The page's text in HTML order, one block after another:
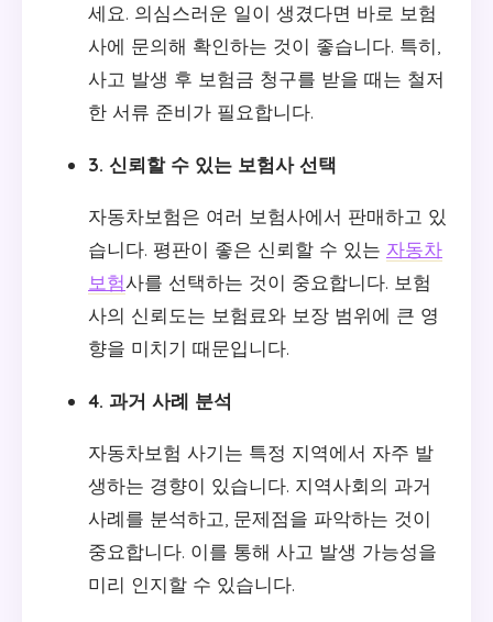
세요. 의심스러운 일이 생겼다면 바로 보험
사에 문의해 확인하는 것이 좋습니다. 특히,
사고 발생 후 보험금 청구를 받을 때는 철저
한 서류 준비가 필요합니다.
3. 신뢰할 수 있는 보험사 선택
자동차보험은 여러 보험사에서 판매하고 있
습니다. 평판이 좋은 신뢰할 수 있는 자동차
보험사를 선택하는 것이 중요합니다. 보험
사의 신뢰도는 보험료와 보장 범위에 큰 영
향을 미치기 때문입니다.
4. 과거 사례 분석
자동차보험 사기는 특정 지역에서 자주 발
생하는 경향이 있습니다. 지역사회의 과거
사례를 분석하고, 문제점을 파악하는 것이
중요합니다. 이를 통해 사고 발생 가능성을
미리 인지할 수 있습니다.